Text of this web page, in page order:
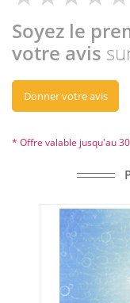
Soyez le
votre avis
Donner votre avis
* Offre valable jusqu'au